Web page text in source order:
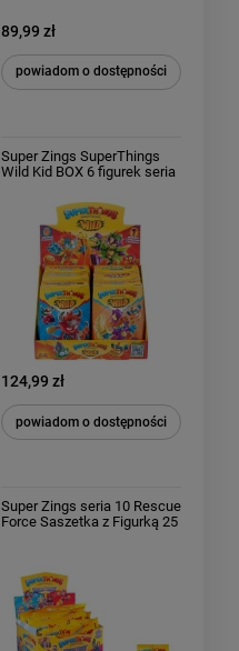
89,99 zł
powiadom o dostępności
Super Zings SuperThings
Wild Kid BOX 6 figurek seria
124,99 zł
powiadom o dostępności
Super Zings seria 10 Rescue
Force Saszetka z Figurką 25